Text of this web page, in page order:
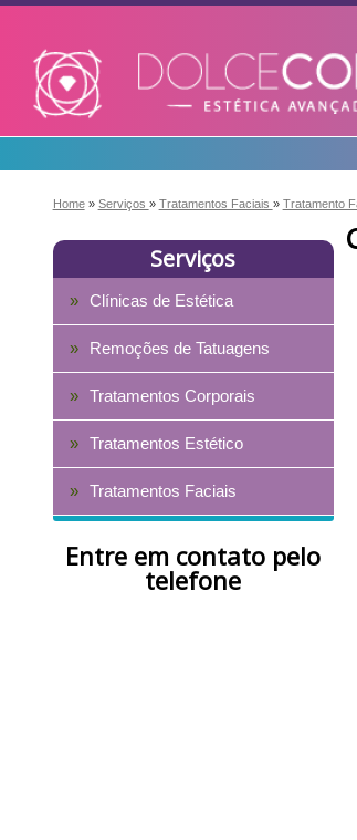
Home » Serviços » Tratamentos Faciais » Tratamento
Serviços
Clínicas de Estética
Remoções de Tatuagens
Tratamentos Corporais
Tratamentos Estético
Tratamentos Faciais
Entre em contato pelo
telefone